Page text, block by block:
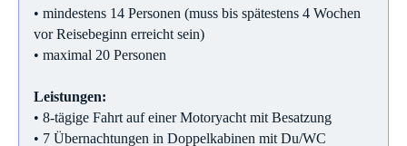
• mindestens 14 Personen (muss bis spätestens 4 Wochen
vor Reisebeginn erreicht sein)
• maximal 20 Personen
Leistungen:
• 8-tägige Fahrt auf einer Motoryacht mit Besatzung
• 7 Übernachtungen in Doppelkabinen mit Du/WC